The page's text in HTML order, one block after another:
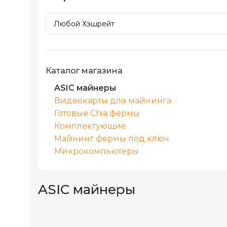
Каталог магазина
ASIC майнеры
Видеокарты для майнинга
Готовые Chia фермы
Комплектующие
Майнинг фермы под ключ
Микрокомпьютеры
ASIC майнеры